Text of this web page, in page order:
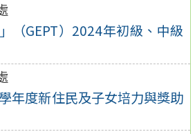
（GEPT）2024年初級、中級
年度新住民及子女培力與獎助